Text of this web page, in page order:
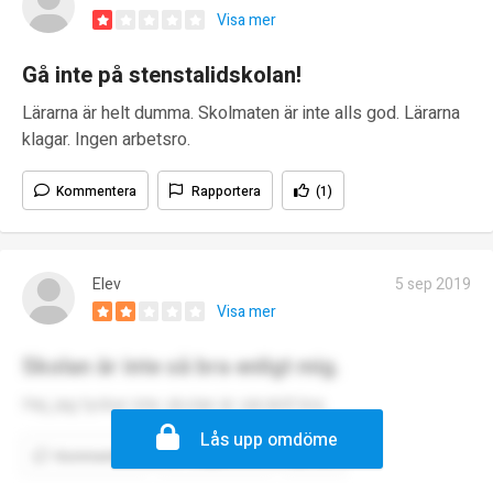
Visa mer
Gå inte på stenstalidskolan!
Lärarna är helt dumma. Skolmaten är inte alls god. Lärarna
klagar. Ingen arbetsro.
Kommentera Rapportera (1)
Elev
5 sep 2019
Visa mer
Skolan är inte så bra enligt mig.
Hej, jag tycker inte skolan är särskilt bra.
Lås upp omdöme